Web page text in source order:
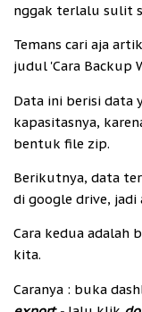
nggak terlalu sulit
Temans cari aja
judul 'Cara Backup
Data ini berisi data
kapasitasnya,
bentuk file zip.
Berikutnya, data
di google drive, jadi
Cara kedua adalah
kita.
Caranya : buka